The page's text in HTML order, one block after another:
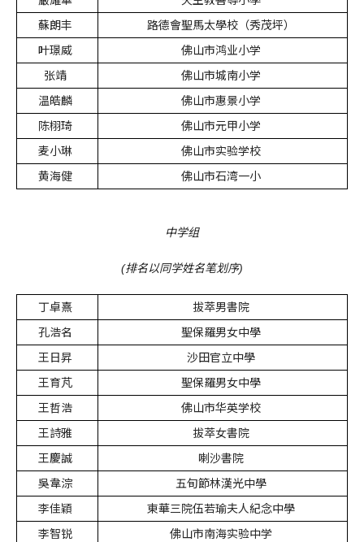
蘇朗丰
路德會聖馬太學校（秀茂坪）
叶璟威
佛山市鸿业小学
张靖
佛山市城南小学
温皓麟
佛山市惠景小学
陈栩琦
佛山市元甲小学
麦小琳
佛山市实验学校
黄海健
佛山市石湾一小
中学组
(排名以同学姓名笔划序)
丁卓熹
拔萃男書院
孔浩名
聖保羅男女中學
王日昇
沙田官立中學
王育芃
聖保羅男女中學
王哲浩
佛山市华英学校
王詩雅
拔萃女書院
王慶誠
喇沙書院
吳韋淙
五旬節林漢光中學
李佳穎
東華三院伍若瑜夫人紀念中學
李智锐
佛山市南海实验中学